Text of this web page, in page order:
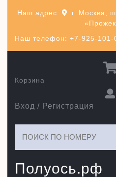
Наш телефон: +7-925-101-
Наш адрес:
г. Москва,
Полуось.рф
Вход / Регистрация
Корзина